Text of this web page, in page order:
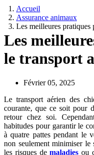
Accueil
Assurance animaux
Les meilleures pratiques
Les
le transport
Février 05, 2025
Le transport aérien des
courante, que ce soit pour
retour chez soi.
habitudes pour garantir le
à quatre pattes pendant le
non seulement minimiser le
les risques demaladies ou